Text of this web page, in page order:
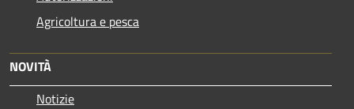
Agricoltura e pesca
NOVITÀ
Notizie